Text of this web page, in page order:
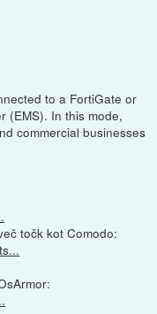
to a FortiGate or
(EMS). In this mode,
commercial businesses
točk kot Comodo: